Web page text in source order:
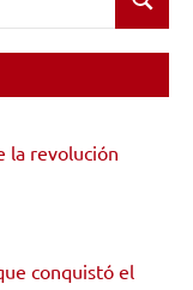
Buscar
la revolución
conquistó el